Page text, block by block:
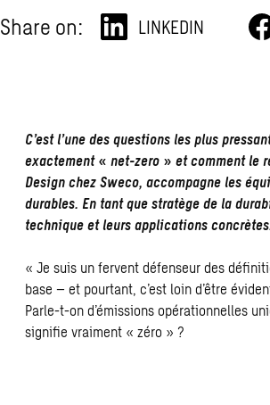
Share on: LINKEDIN
C’est l’une des questions les plus
exactement « net-zero » et comment le
Design chez Sweco, accompagne les
durables. En tant que stratège de la
technique et leurs applications
« Je suis un fervent défenseur des
base – et pourtant, c’est loin d’être
Parle-t-on d’émissions opérationnelles
signifie vraiment « zéro » ?